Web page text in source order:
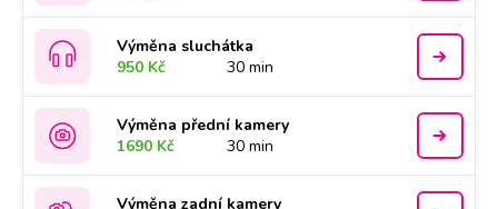
Výměna sluchátka
950 Kč
30 min
Výměna přední kamery
1690 Kč
30 min
Výměna zadní kamery